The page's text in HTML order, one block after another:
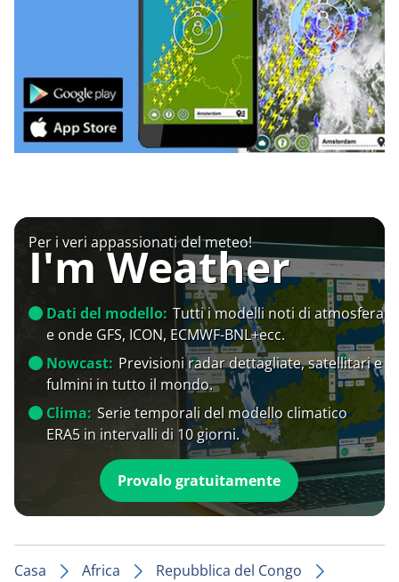
Per i veri appassionati del meteo!
I'm Weather
Dati del modello: Tutti i modelli noti di atmosfera
e onde GFS, ICON, ECMWF-BNL+ecc.
Nowcast: Previsioni radar dettagliate, satellitari e
fulmini in tutto il mondo.
Clima: Serie temporali del modello climatico
ERA5 in intervalli di 10 giorni.
Provalo gratuitamente
Casa Africa
Repubblica del Congo